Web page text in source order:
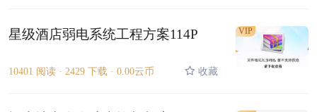
星级酒店弱电系统工程方案114P
10401 阅读 · 2429 下载 · 0.00云币 收藏
VIP